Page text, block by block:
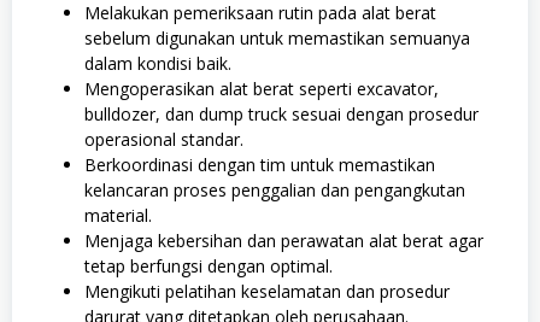
Melakukan pemeriksaan rutin pada alat berat
sebelum digunakan untuk memastikan semuanya
dalam kondisi baik.
Mengoperasikan alat berat seperti excavator,
bulldozer, dan dump truck sesuai dengan prosedur
operasional standar.
Berkoordinasi dengan tim untuk memastikan
kelancaran proses penggalian dan pengangkutan
material.
Menjaga kebersihan dan perawatan alat berat agar
tetap berfungsi dengan optimal.
Mengikuti pelatihan keselamatan dan prosedur
darurat yang ditetapkan oleh perusahaan.